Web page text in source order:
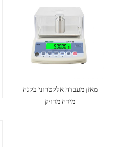
מאזן מעבדה אלקטרוני בקנה
מידה מדויק